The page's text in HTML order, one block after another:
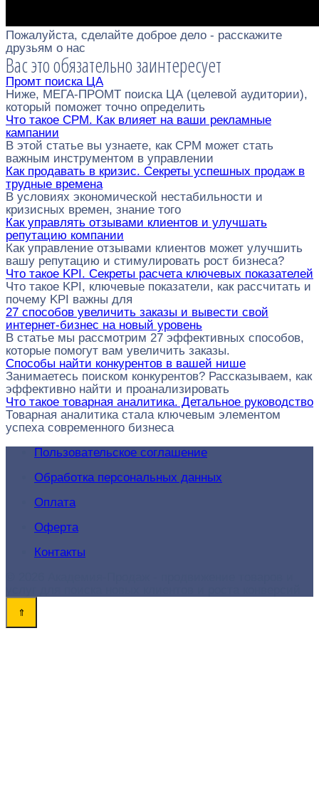
Пожалуйста, сделайте доброе дело - расскажите
друзьям о нас
Вас это обязательно заинтересует
Промт поиска ЦА
Ниже, МЕГА-ПРОМТ поиска ЦА (целевой аудитории),
который поможет точно определить
Что такое CPM. Как влияет на ваши рекламные
кампании
В этой статье вы узнаете, как CPM может стать
важным инструментом в управлении
Как продавать в кризис. Секреты успешных продаж в
трудные времена
В условиях экономической нестабильности и
кризисных времен, знание того
Как управлять отзывами клиентов и улучшать
репутацию компании
Как управление отзывами клиентов может улучшить
вашу репутацию и стимулировать рост бизнеса?
Что такое KPI. Секреты расчета ключевых показателей
Что такое KPI, ключевые показатели, как рассчитать и
почему KPI важны для
27 способов увеличить заказы и вывести свой
интернет-бизнес на новый уровень
В статье мы рассмотрим 27 эффективных способов,
которые помогут вам увеличить заказы.
Способы найти конкурентов в вашей нише
Занимаетесь поиском конкурентов? Рассказываем, как
эффективно найти и проанализировать
Что такое товарная аналитика. Детальное руководство
Товарная аналитика стала ключевым элементом
успеха современного бизнеса
Пользовательское соглашение
Обработка персональных данных
Оплата
Оферта
Контакты